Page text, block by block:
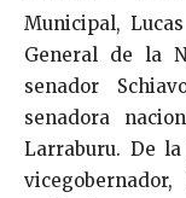
Municipal,
General de la
senador
senadora
Larraburu. De